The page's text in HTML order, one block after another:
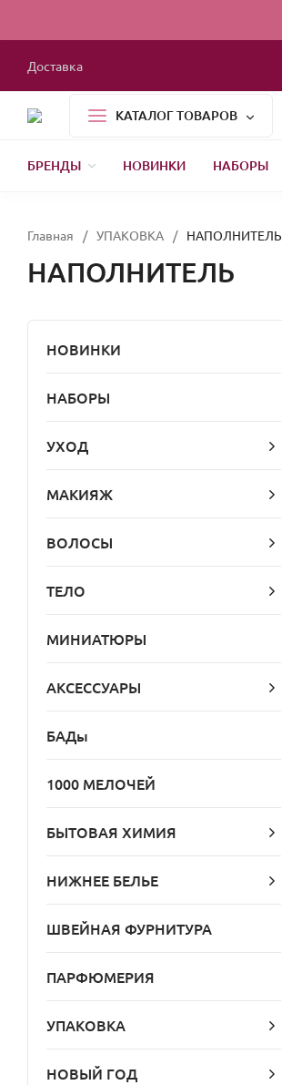
Доставка
КАТАЛОГ ТОВАРОВ
БРЕНДЫ НОВИНКИ НАБОРЫ
Главная / УПАКОВКА / НАПОЛНИТЕЛЬ
НАПОЛНИТЕЛЬ
НОВИНКИ
НАБОРЫ
УХОД
МАКИЯЖ
ВОЛОСЫ
ТЕЛО
МИНИАТЮРЫ
АКСЕССУАРЫ
БАДы
1000 МЕЛОЧЕЙ
БЫТОВАЯ ХИМИЯ
НИЖНЕЕ БЕЛЬЕ
ШВЕЙНАЯ ФУРНИТУРА
ПАРФЮМЕРИЯ
УПАКОВКА
НОВЫЙ ГОД